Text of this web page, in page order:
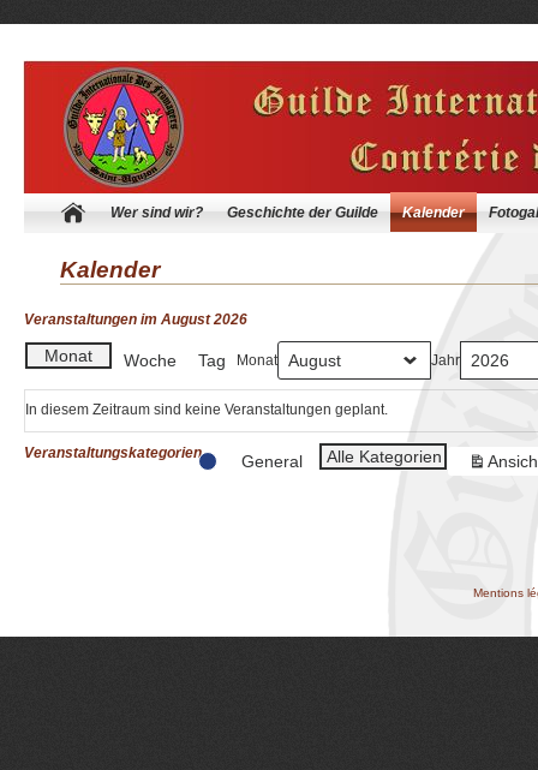
Wer sind wir? Geschichte der Guilde Kalender
Kalender
Veranstaltungen im August 2026
Monat Woche Tag Monat Jahr
In diesem Zeitraum sind keine Veranstaltungen geplant.
Veranstaltungskategorien General Alle Kategorien
Mentions